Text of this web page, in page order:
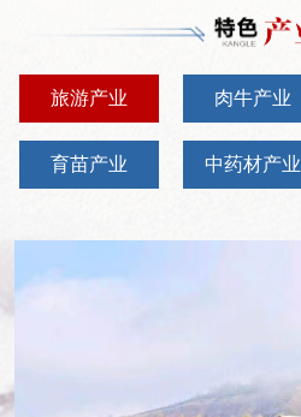
旅游产业 肉牛产业
育苗产业 中药材产业